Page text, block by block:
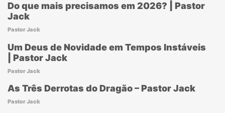
Do que mais precisamos em 2026? | Pastor
Jack
Pastor Jack
Um Deus de Novidade em Tempos Instáveis
| Pastor Jack
Pastor Jack
As Três Derrotas do Dragão – Pastor Jack
Pastor Jack